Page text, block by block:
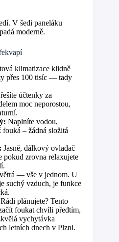
V šedi paneláku
moderně.
klimatizace klidně
přes 100 tisíc — tady
účtenky za
moc neporostou,
Naplníte vodou,
– žádná složitá
Jasně, dálkový ovladač
pokud zrovna relaxujete
— vše v jednom. U
suchý vzduch, je funkce
Rádi plánujete? Tento
foukat chvíli předtím,
vychytávka
letních dnech v Plzni.